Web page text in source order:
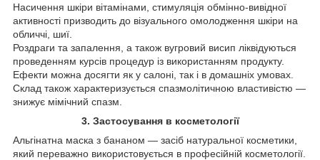
Насичення шкіри вітамінами, стимуляція обмінно-вивідної
активності призводить до візуального омолодження шкіри на
обличчі, шиї.
Роздраги та запалення, а також вугровий висип ліквідуються
проведенням курсів процедур із використанням продукту.
Ефекти можна досягти як у салоні, так і в домашніх умовах.
Склад також характеризується спазмолітичною властивістю —
знижує мімічний спазм.
3. Застосування в косметології
Альгінатна маска з бананом — засіб натуральної косметики,
який переважно використовується в професійній косметології.